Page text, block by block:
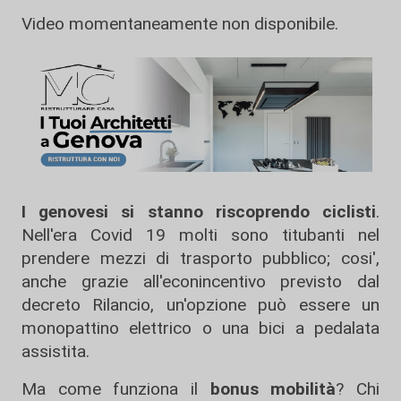
Video momentaneamente non disponibile.
I genovesi si stanno riscoprendo ciclisti.
Nell'era Covid 19 molti sono titubanti nel
prendere mezzi di trasporto pubblico; cosi',
anche grazie all'econincentivo previsto dal
decreto Rilancio, un'opzione può essere un
monopattino elettrico o una bici a pedalata
assistita.
Ma come funziona il bonus mobilità? Chi